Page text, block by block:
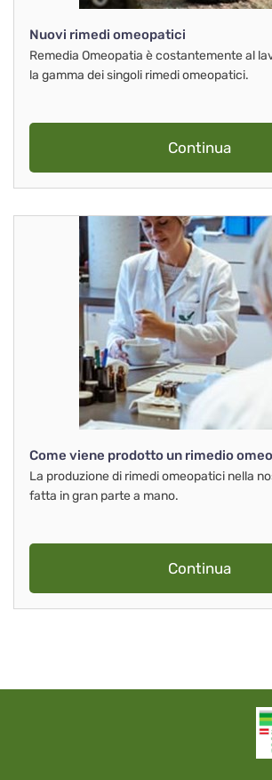
Nuovi rimedi omeopatici
Remedia Omeopatia è costantemente al
la gamma dei singoli rimedi omeopatici.
Continua
Come viene prodotto un rimedio
La produzione di rimedi omeopatici nella
fatta in gran parte a mano.
Continua